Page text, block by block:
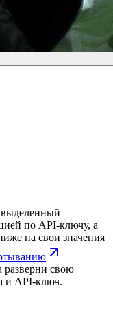
выделенный
по API-ключу, а
на свои значения
разверни свою
и API-ключ.